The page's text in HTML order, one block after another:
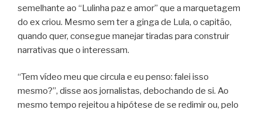
semelhante ao “Lulinha paz e amor” que a marquetagem
do ex criou. Mesmo sem ter a ginga de Lula, o capitão,
quando quer, consegue manejar tiradas para construir
narrativas que o interessam.
“Tem vídeo meu que circula e eu penso: falei isso
mesmo?”, disse aos jornalistas, debochando de si. Ao
mesmo tempo rejeitou a hipótese de se redimir ou, pelo